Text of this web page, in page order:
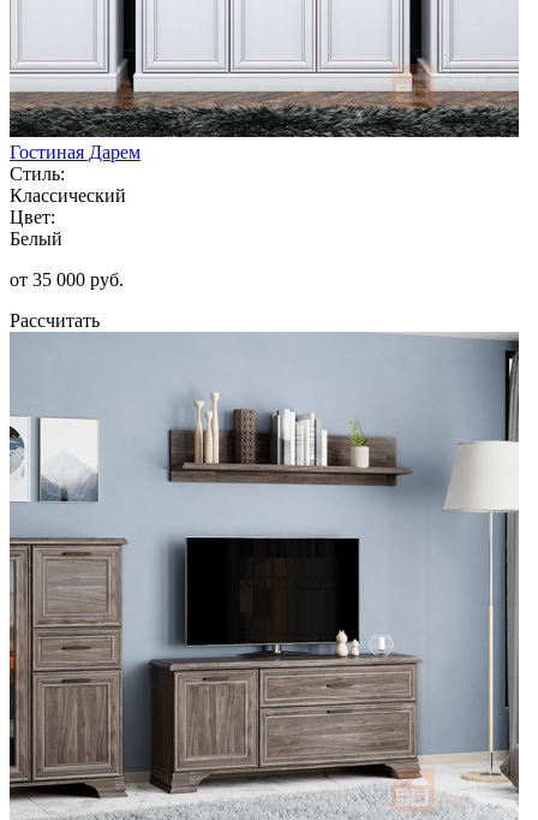
Гостиная Дарем
Стиль:
Классический
Цвет:
Белый
от 35 000 руб.
Рассчитать